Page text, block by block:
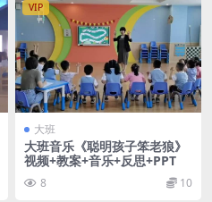
VIP
大班
大班音乐《聪明孩子笨老狼》
视频+教案+音乐+反思+PPT
8 10